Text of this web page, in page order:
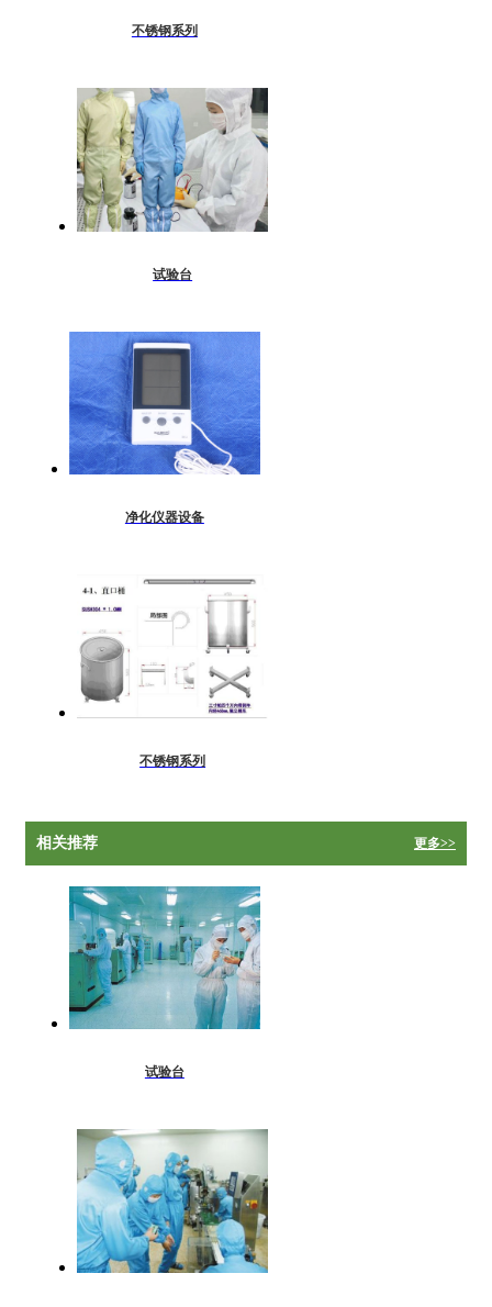
不锈钢系列
试验台
净化仪器设备
不锈钢系列
相关推荐 更多>>
试验台